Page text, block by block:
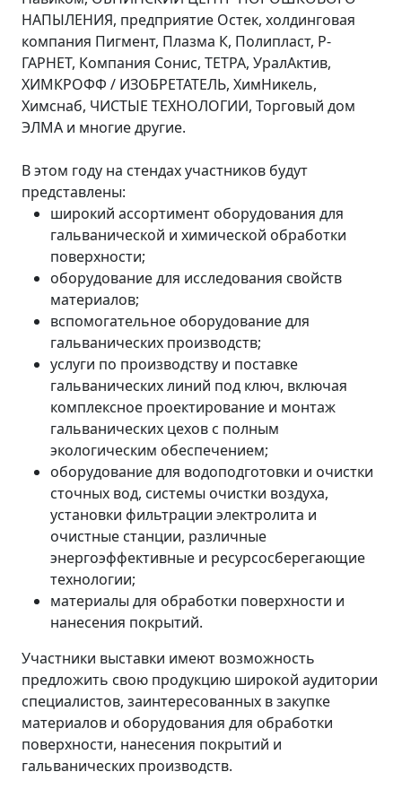
НАПЫЛЕНИЯ, предприятие Остек, холдинговая
компания Пигмент, Плазма К, Полипласт, Р-
ГАРНЕТ, Компания Сонис, ТЕТРА, УралАктив,
ХИМКРОФФ / ИЗОБРЕТАТЕЛЬ, ХимНикель,
Химснаб, ЧИСТЫЕ ТЕХНОЛОГИИ, Торговый дом
ЭЛМА и многие другие.
В этом году на стендах участников будут
представлены:
широкий ассортимент оборудования для
гальванической и химической обработки
поверхности;
оборудование для исследования свойств
материалов;
вспомогательное оборудование для
гальванических производств;
услуги по производству и поставке
гальванических линий под ключ, включая
комплексное проектирование и монтаж
гальванических цехов с полным
экологическим обеспечением;
оборудование для водоподготовки и очистки
сточных вод, системы очистки воздуха,
установки фильтрации электролита и
очистные станции, различные
энергоэффективные и ресурсосберегающие
технологии;
материалы для обработки поверхности и
нанесения покрытий.
Участники выставки имеют возможность
предложить свою продукцию широкой аудитории
специалистов, заинтересованных в закупке
материалов и оборудования для обработки
поверхности, нанесения покрытий и
гальванических производств.